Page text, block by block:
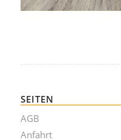
SEITEN
AGB
Anfahrt